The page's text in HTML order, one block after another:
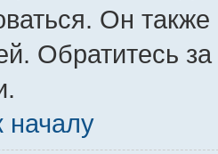
Он
Обратитесь
началу